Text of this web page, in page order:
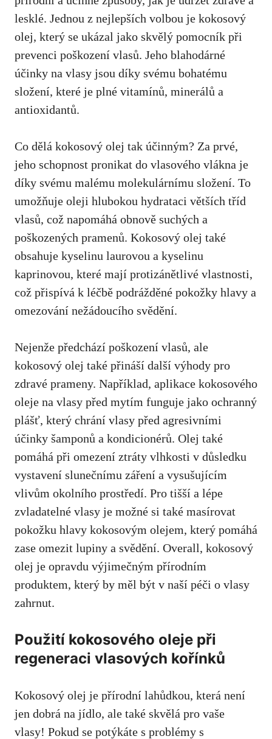
lesklé. Jednou z nejlepších volbou je kokosový
olej, který se ukázal jako skvělý pomocník při
prevenci poškození vlasů. Jeho blahodárné
účinky na vlasy jsou díky svému bohatému
složení, které je plné vitamínů, minerálů a
antioxidantů.
Co dělá kokosový olej tak účinným? Za prvé,
jeho schopnost pronikat do vlasového vlákna je
díky svému malému molekulárnímu složení. To
umožňuje oleji hlubokou hydrataci větších tříd
vlasů, což napomáhá obnově suchých a
poškozených pramenů. Kokosový olej také
obsahuje kyselinu laurovou a kyselinu
kaprinovou, které mají protizánětlivé vlastnosti,
což přispívá k léčbě podrážděné pokožky hlavy a
omezování nežádoucího svědění.
Nejenže předchází poškození vlasů, ale
kokosový olej také přináší další výhody pro
zdravé prameny. Například, aplikace kokosového
oleje na vlasy před mytím funguje jako ochranný
plášť, který chrání vlasy před agresivními
účinky šamponů a kondicionérů. Olej také
pomáhá při omezení ztráty vlhkosti v důsledku
vystavení slunečnímu záření a vysušujícím
vlivům okolního prostředí. Pro tišší a lépe
zvladatelné vlasy je možné si také masírovat
pokožku hlavy kokosovým olejem, který pomáhá
zase omezit lupiny a svědění. Overall, kokosový
olej je opravdu výjimečným přírodním
produktem, který by měl být v naší péči o vlasy
zahrnut.
Použití kokosového oleje při
regeneraci vlasových kořínků
Kokosový olej je přírodní lahůdkou, která není
jen dobrá na jídlo, ale také skvělá pro vaše
vlasy! Pokud se potýkáte s problémy s